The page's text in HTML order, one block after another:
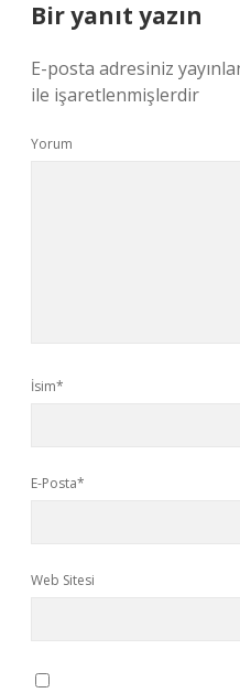
Bir yanıt yazın
E-posta adresiniz
ile işaretlenmişlerdir
Yorum
İsim*
E-Posta*
Web Sitesi